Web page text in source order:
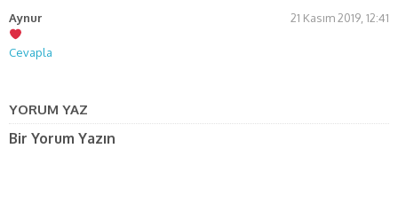
Aynur
21 Kasım 2019, 12:41
Cevapla
YORUM YAZ
Bir Yorum Yazın